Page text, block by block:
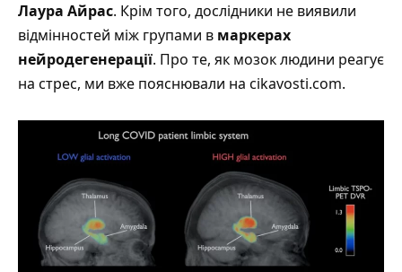
Лаура Айрас. Крім того, дослідники не виявили
відмінностей між групами в маркерах
нейродегенерації. Про те, як мозок людини реагує
на стрес, ми вже пояснювали на cikavosti.com.